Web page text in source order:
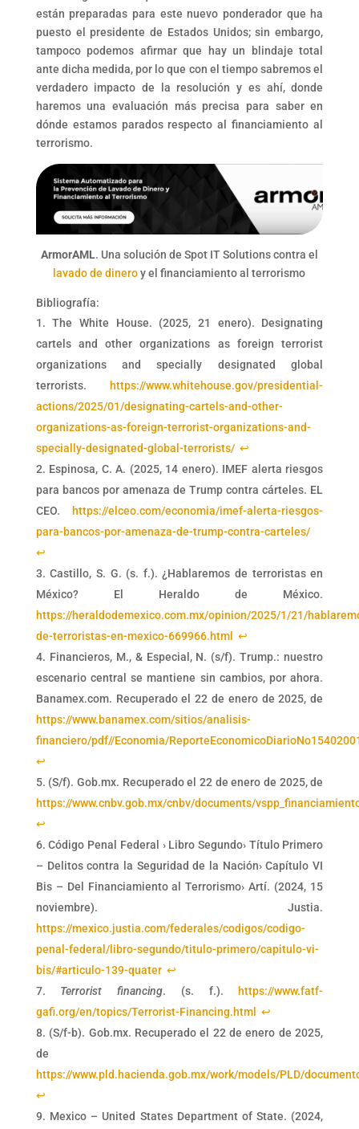
están preparadas para este nuevo ponderador que ha
puesto el presidente de Estados Unidos; sin embargo,
tampoco podemos afirmar que hay un blindaje total
ante dicha medida, por lo que con el tiempo sabremos el
verdadero impacto de la resolución y es ahí, donde
haremos una evaluación más precisa para saber en
dónde estamos parados respecto al financiamiento al
terrorismo.
ArmorAML. Una solución de Spot IT Solutions contra el
lavado de dineroy el financiamiento al terrorismo
Bibliografía:
The White House. (2025, 21 enero). Designating
cartels and other organizations as foreign terrorist
organizations and specially designated global
terrorists. https://www.whitehouse.gov/presidential-
actions/2025/01/designating-cartels-and-other-
organizations-as-foreign-terrorist-organizations-and-
specially-designated-global-terrorists/ ↩︎
Espinosa, C. A. (2025, 14 enero). IMEF alerta riesgos
para bancos por amenaza de Trump contra cárteles. EL
CEO.
https://elceo.com/economia/imef-alerta-riesgos-
para-bancos-por-amenaza-de-trump-contra-carteles/
↩︎
Castillo, S. G. (s. f.). ¿Hablaremos de terroristas en
México? El Heraldo de México.
https://heraldodemexico.com.mx/opinion/2025/1/21/
de-terroristas-en-mexico-669966.html
↩︎
Financieros, M., & Especial, N. (s/f). Trump.: nuestro
escenario central se mantiene sin cambios, por ahora.
Banamex.com. Recuperado el 22 de enero de 2025, de
https://www.banamex.com/sitios/analisis-
financiero/pdf//Economia/
↩︎
(S/f). Gob.mx. Recuperado el 22 de enero de 2025, de
https://www.cnbv.gob.mx/cnbv/documents/
↩︎
Código Penal Federal › Libro Segundo› Título Primero
– Delitos contra la Seguridad de la Nación› Capítulo VI
Bis – Del Financiamiento al Terrorismo› Artí. (2024, 15
noviembre). Justia.
https://mexico.justia.com/federales/codigos/codigo-
penal-federal/libro-segundo/titulo-primero/capitulo-vi-
bis/#articulo-139-quater ↩︎
Terrorist financing. (s. f.).
https://www.fatf-
gafi.org/en/topics/Terrorist-Financing.html
↩︎
(S/f-b). Gob.mx. Recuperado el 22 de enero de 2025,
de
https://www.pld.hacienda.gob.mx/work/models/PLD/
↩︎
Mexico – United States Department of State. (2024,